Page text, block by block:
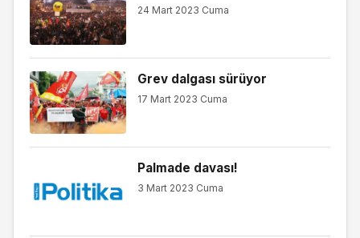
24 Mart 2023 Cuma
Grev dalgası sürüyor
17 Mart 2023 Cuma
Palmade davası!
3 Mart 2023 Cuma